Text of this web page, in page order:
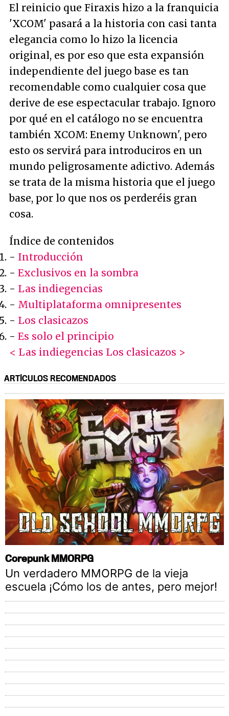
El reinicio que Firaxis hizo a la franquicia
'XCOM' pasará a la historia con casi tanta
elegancia como lo hizo la licencia
original, es por eso que esta expansión
independiente del juego base es tan
recomendable como cualquier cosa que
derive de ese espectacular trabajo. Ignoro
por qué en el catálogo no se encuentra
también XCOM: Enemy Unknown', pero
esto os servirá para introduciros en un
mundo peligrosamente adictivo. Además
se trata de la misma historia que el juego
base, por lo que nos os perderéis gran
cosa.
Índice de contenidos
- Introducción
- Exclusivos en la sombra
- Las indiegencias
- Multiplataforma omnipresentes
- Los clasicazos
- Es solo el principio
< Las indiegencias Los clasicazos >
ARTÍCULOS RECOMENDADOS
Corepunk MMORPG
Un verdadero MMORPG de la vieja
escuela ¡Cómo los de antes, pero mejor!